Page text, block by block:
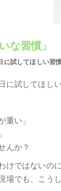
な習慣」
に試してほしい習
に試してほし
重い」
んか？
けではないの
場でも、こう